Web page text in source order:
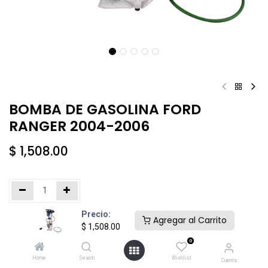
Precio:
$ 1,508.00
Agregar al Carrito
Home Search
0
Wishlist Cuenta
BOMBA DE GASOLINA FORD
RANGER 2004-2006
$ 1,508.00
Añadir al carrito Comprar ahora
Agregar a la lista de deseos